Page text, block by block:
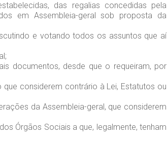
das regalias concedidas pela
em Assembleia-geral sob proposta da
e votando todos os assuntos que aí
documentos, desde que o requeiram, por
considerem contrário à Lei, Estatutos ou
da Assembleia-geral, que considerem
Órgãos Sociais a que, legalmente, tenham